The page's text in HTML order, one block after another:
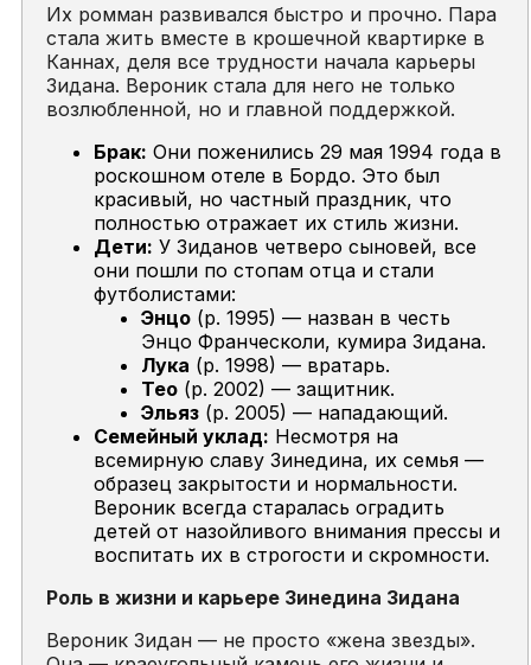
Их ромман развивался быстро и прочно. Пара
стала жить вместе в крошечной квартирке в
Каннах, деля все трудности начала карьеры
Зидана. Вероник стала для него не только
возлюбленной, но и главной поддержкой.
Брак: Они поженились 29 мая 1994 года в
роскошном отеле в Бордо. Это был
красивый, но частный праздник, что
полностью отражает их стиль жизни.
Дети: У Зиданов четверо сыновей, все
они пошли по стопам отца и стали
футболистами:
Энцо (р. 1995) — назван в честь
Энцо Франческоли, кумира Зидана.
Лука (р. 1998) — вратарь.
Тео (р. 2002) — защитник.
Эльяз (р. 2005) — нападающий.
Семейный уклад: Несмотря на
всемирную славу Зинедина, их семья —
образец закрытости и нормальности.
Вероник всегда старалась оградить
детей от назойливого внимания прессы и
воспитать их в строгости и скромности.
Роль в жизни и карьере Зинедина Зидана
Вероник Зидан — не просто «жена звезды».